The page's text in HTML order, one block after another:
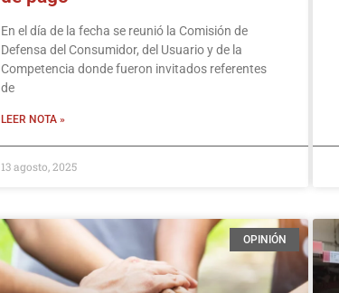
En el día de la fecha se reunió la Comisión de
Defensa del Consumidor, del Usuario y de la
Competencia donde fueron invitados referentes
de
LEER NOTA »
13 agosto, 2025
OPINIÓN